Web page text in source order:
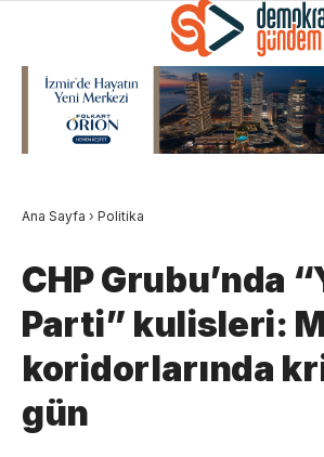
Ana Sayfa › Politika
CHP Grubu’nda
Parti” kulisleri:
koridorlarında
gün